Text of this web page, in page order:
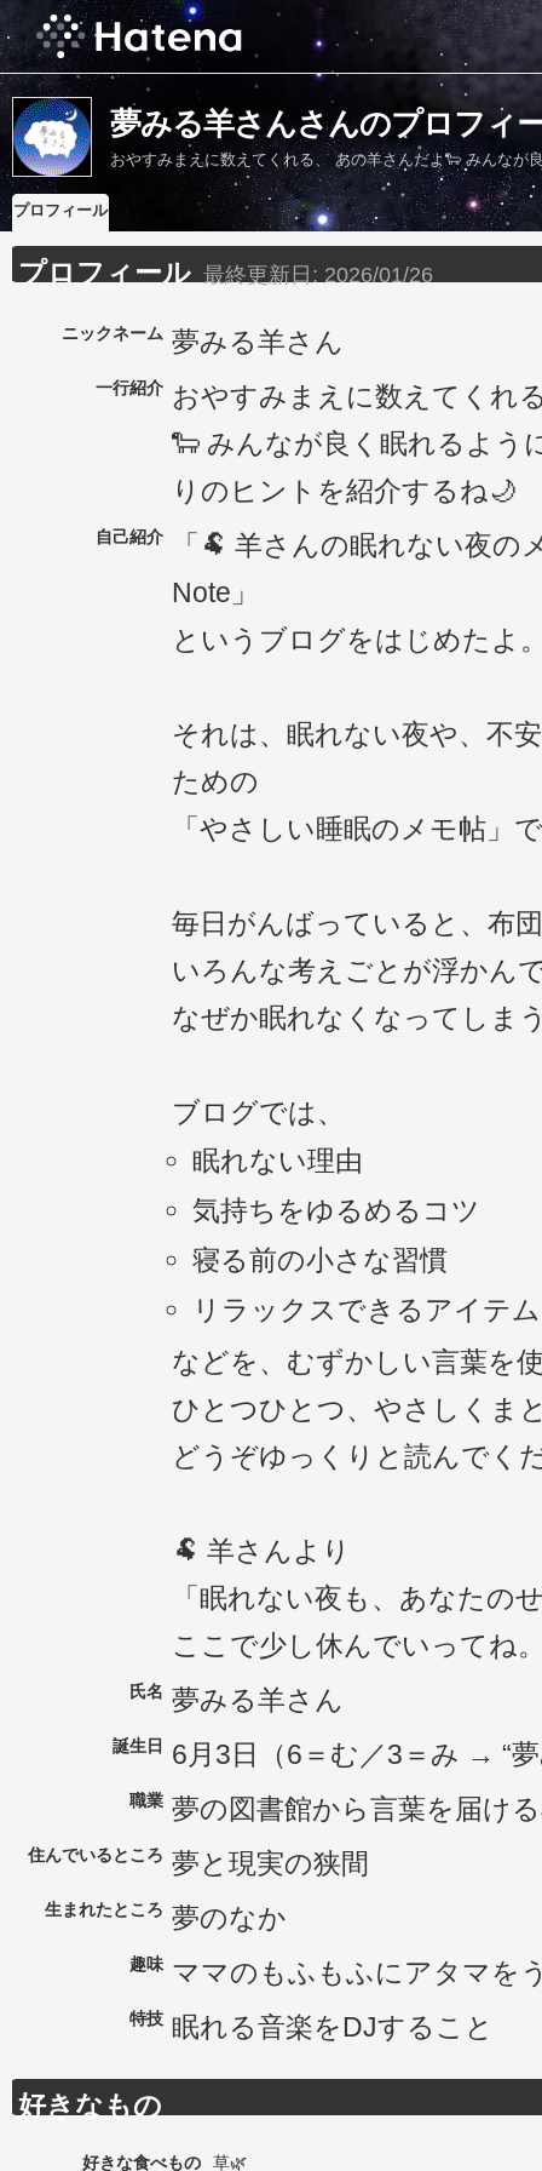
夢みる羊さんさんのプロフィ
おやすみまえに数えてくれる、 あの羊さんだよ🐑 みんなが
プロフィール
プロフィール 最終更新日: 2026/01/26
ニックネーム 夢みる羊さん
一行紹介 おやすみまえに数えてくれ
🐑 みんなが良く眠れるよう
りのヒントを紹介するね🌙
自己紹介
「🐏 羊さんの眠れない夜の
Note」
というブログをはじめたよ
それは、眠れない夜や、不
ための
「やさしい睡眠のメモ帖」
毎日がんばっていると、布
いろんな考えごとが浮かん
なぜか眠れなくなってしま
ブログでは、
眠れない理由
気持ちをゆるめるコツ
寝る前の小さな習慣
リラックスできるアイテム
などを、むずかしい言葉を
ひとつひとつ、やさしくま
どうぞゆっくりと読んでく
🐏 羊さんより
「眠れない夜も、あなたの
ここで少し休んでいってね
氏名 夢みる羊さん
誕生日 6月3日（6＝む／3＝み → “
職業 夢の図書館から言葉を届け
住んでいるところ 夢と現実の狭間
生まれたところ 夢のなか
趣味 ママのもふもふにアタマを
特技 眠れる音楽をDJすること
好きなもの
好きな食べもの 草🌿